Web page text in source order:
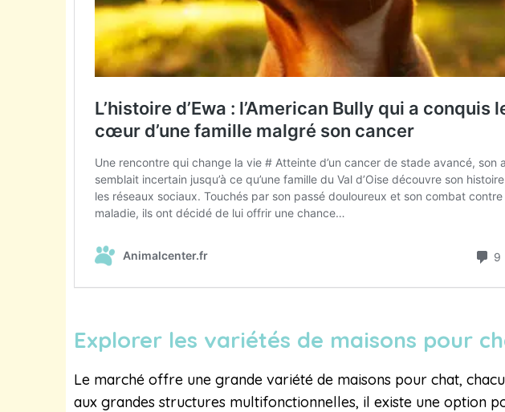
Explorer les variétés de maisons pour
Le marché offre une grande variété de maisons pour chat,
aux grandes structures multifonctionnelles, il existe une option